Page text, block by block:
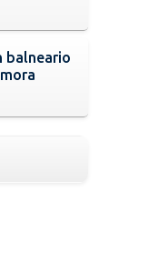
balneario